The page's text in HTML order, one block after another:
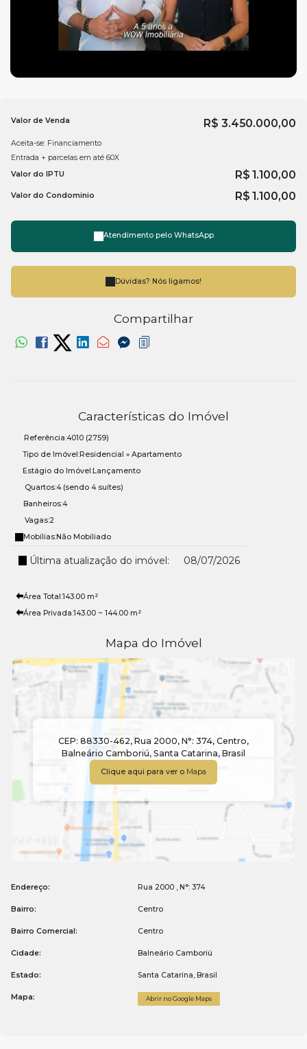
R$ 3.450.000,00
Valor de Venda
Aceita-se: Financiamento
Entrada + parcelas em até 60X
Valor do IPTU
R$ 1.100,00
Valor do Condominio R$ 1.100,00
Atendimento pelo WhatsApp
Dúvidas? Nós ligamos!
Compartilhar
Características do Imóvel
Referência:4010 (2759)
Tipo de Imóvel:Residencial » Apartamento
Estágio do Imóvel:Lançamento
Quartos:4 (sendo 4 suítes)
Banheiros:4
Vagas:2
Mobílias:Não Mobiliado
Última atualização do imóvel: 08/07/2026
Área Total:143.00 m²
Área Privada:143.00 ~ 144.00 m²
Mapa do Imóvel
CEP: 88330-462, Rua 2000, N°: 374, Centro,
Balneário Camboriú, Santa Catarina, Brasil
Clique aqui para ver o Mapa
Endereço: Rua 2000 , N°: 374
Bairro: Centro
Bairro Comercial: Centro
Cidade: Balneário Camboriú
Estado: Santa Catarina, Brasil
Mapa: Abrir no Google Maps